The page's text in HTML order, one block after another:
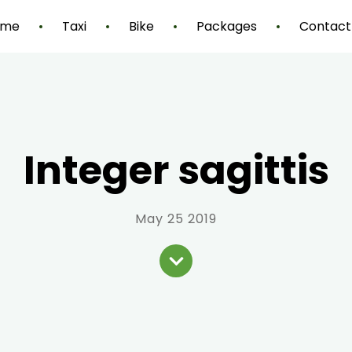
Taxi Bike Packages Contact
Integer sagittis
May 25 2019